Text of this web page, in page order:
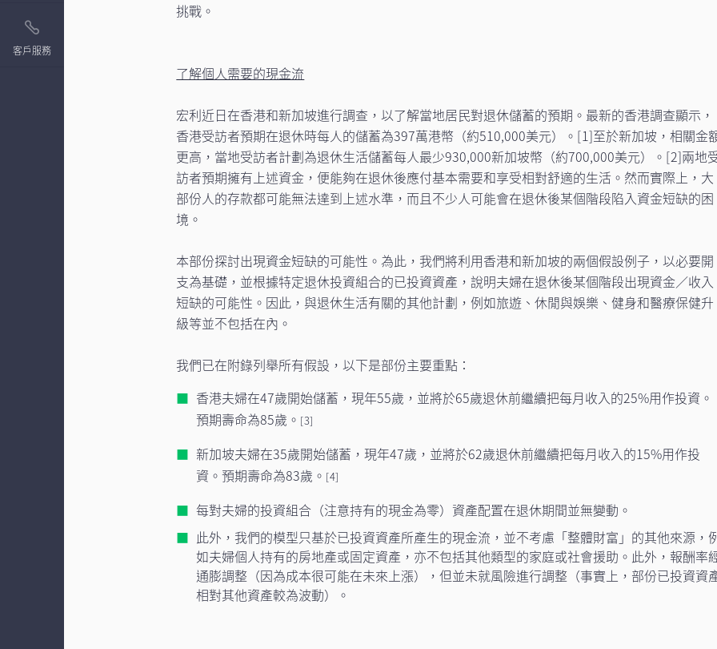
客戶服務
挑戰。
了解個人需要的現金流
宏利近日在香港和新加坡進行調查，以了解當地居民對退休儲蓄的預期。最新的香港調查顯示，
香港受訪者預期在退休時每人的儲蓄為397萬港幣（約510,000美元）。 [1]至於新加坡，相關金
更高，當地受訪者計劃為退休生活儲蓄每人最少930,000新加坡幣（約700,000美元）。 [2]兩地
訪者預期擁有上述資金，便能夠在退休後應付基本需要和享受相對舒適的生活。然而實際上，大
部份人的存款都可能無法達到上述水準，而且不少人可能會在退休後某個階段陷入資金短缺的困
境。
本部份探討出現資金短缺的可能性。為此，我們將利用香港和新加坡的兩個假設例子，以必要開
支為基礎，並根據特定退休投資組合的已投資資產，說明夫婦在退休後某個階段出現資金／收入
短缺的可能性。因此，與退休生活有關的其他計劃，例如旅遊、休閒與娛樂、健身和醫療保健升
級等並不包括在內。
我們已在附錄列舉所有假設，以下是部份主要重點：
香港夫婦在47歲開始儲蓄，現年55歲，並將於65歲退休前繼續把每月收入的25%用作投資。
預期壽命為85歲。 [3]
新加坡夫婦在35歲開始儲蓄，現年47歲，並將於62歲退休前繼續把每月收入的15%用作投
資。預期壽命為83歲。 [4]
每對夫婦的投資組合（注意持有的現金為零）資產配置在退休期間並無變動。
此外，我們的模型只基於已投資資產所產生的現金流，並不考慮「整體財富」的其他來源，
如夫婦個人持有的房地產或固定資產，亦不包括其他類型的家庭或社會援助。此外，報酬率
通膨調整（因為成本很可能在未來上漲），但並未就風險進行調整（事實上，部份已投資資
相對其他資產較為波動）。